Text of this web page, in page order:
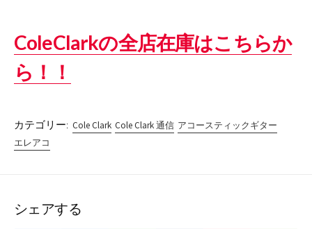
ColeClarkの全店在庫はこちらか
ら！！
カテゴリー: Cole Clark Cole Clark 通信 アコースティックギター
エレアコ
シェアする